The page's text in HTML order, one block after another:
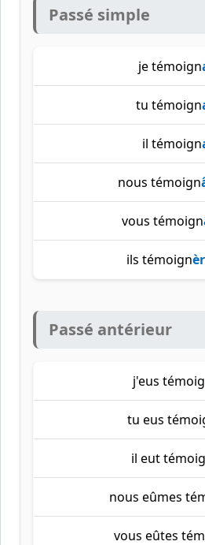
Passé simple
je témoign
tu témoign
il témoign
nous témoign
vous témoign
ils témoign
Passé antérieur
j'eus
tu eus
il eut
nous eûmes
vous eûtes